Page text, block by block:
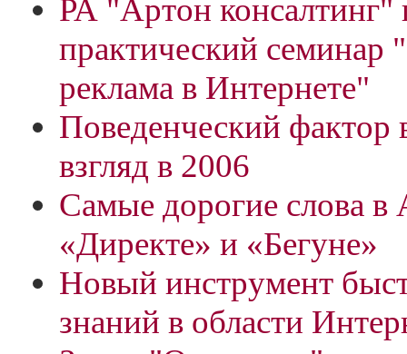
РА "Артон консалтинг"
практический семинар
реклама в Интернете"
Поведенческий фактор
взгляд в 2006
Самые дорогие слова в
«Директе» и «Бегуне»
Новый инструмент
знаний в области